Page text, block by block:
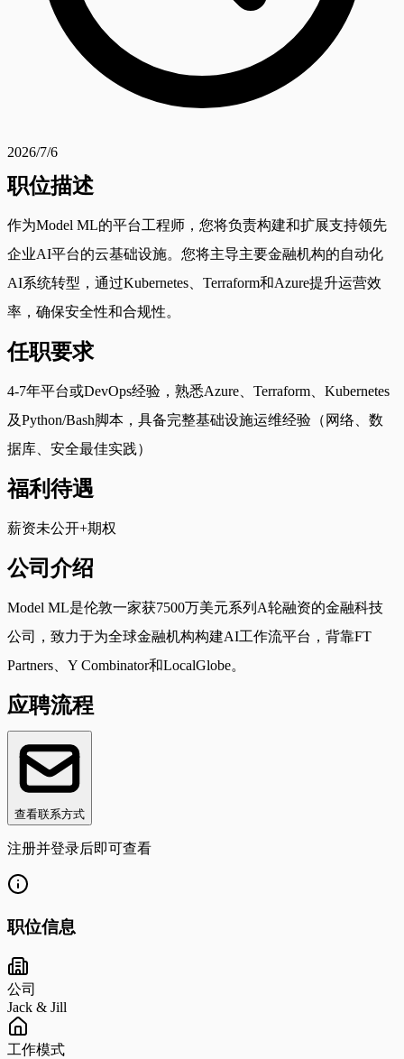
2026/7/6
职位描述
作为Model ML的平台工程师，您将负责构建和扩展支持领先
企业AI平台的云基础设施。您将主导主要金融机构的自动化
AI系统转型，通过Kubernetes、Terraform和Azure提升运营效
率，确保安全性和合规性。
任职要求
4-7年平台或DevOps经验，熟悉Azure、Terraform、Kubernetes
及Python/Bash脚本，具备完整基础设施运维经验（网络、数
据库、安全最佳实践）
福利待遇
薪资未公开+期权
公司介绍
Model ML是伦敦一家获7500万美元系列A轮融资的金融科技
公司，致力于为全球金融机构构建AI工作流平台，背靠FT
Partners、Y Combinator和LocalGlobe。
应聘流程
查看联系方式
注册并登录后即可查看
职位信息
公司
Jack & Jill
工作模式